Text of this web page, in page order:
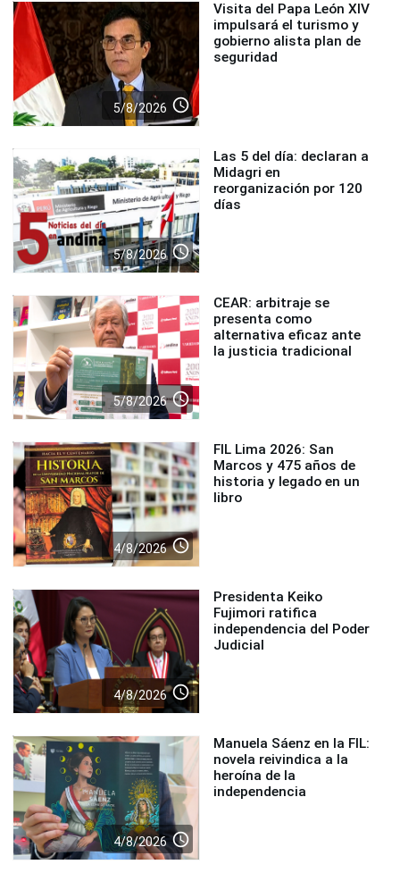
5/8/2026 access_time
Visita del Papa León XIV
impulsará el turismo y
gobierno alista plan de
seguridad
5/8/2026 access_time
Las 5 del día: declaran a
Midagri en
reorganización por 120
días
5/8/2026 access_time
CEAR: arbitraje se
presenta como
alternativa eficaz ante
la justicia tradicional
4/8/2026 access_time
FIL Lima 2026: San
Marcos y 475 años de
historia y legado en un
libro
4/8/2026 access_time
Presidenta Keiko
Fujimori ratifica
independencia del Poder
Judicial
4/8/2026 access_time
Manuela Sáenz en la FIL:
novela reivindica a la
heroína de la
independencia